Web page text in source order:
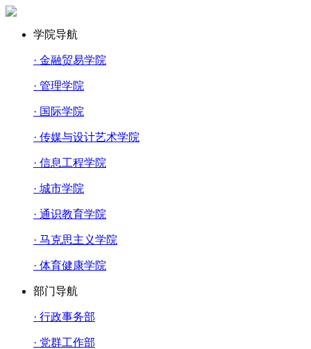
学院导航
· 金融贸易学院
· 管理学院
· 国际学院
· 传媒与设计艺术学院
· 信息工程学院
· 城市学院
· 通识教育学院
· 马克思主义学院
· 体育健康学院
部门导航
· 行政事务部
· 党群工作部